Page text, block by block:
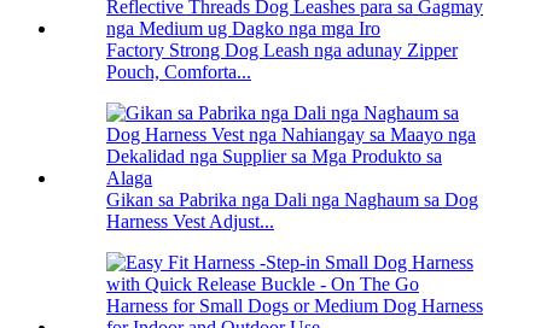
Factory Strong Dog Leash nga adunay Zipper
Pouch, Comforta...
Gikan sa Pabrika nga Dali nga Naghaum sa Dog
Harness Vest Adjust...